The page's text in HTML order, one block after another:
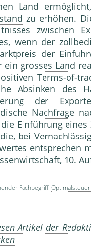
Land
zu erhöhen.
zwischen
wenn der
der
ein grosses Land
Terms-of-
Absinken des
der
Nachfrage
Einführung
bei
10.
Fachbegriff:
Artikel der